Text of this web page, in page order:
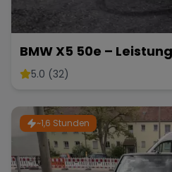
BMW X5 50e –
Hybrid-SUV mit 489 PS
5.0 (32)
~1,6 Stunden